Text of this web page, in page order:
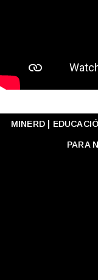
MINERD |
PARA